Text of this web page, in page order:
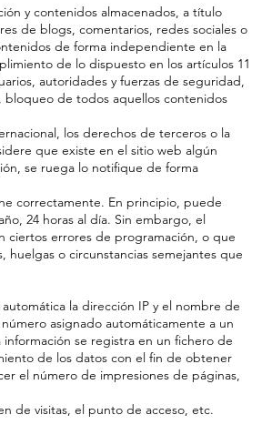
y contenidos almacenados, a título
de blogs, comentarios, redes sociales o
de forma independiente en la
de lo dispuesto en los artículos 11
autoridades y fuerzas de seguridad,
bloqueo de todos aquellos contenidos
los derechos de terceros o la
que existe en el sitio web algún
se ruega lo notifique de forma
correctamente. En principio, puede
24 horas al día. Sin embargo, el
ciertos errores de programación, o que
huelgas o circunstancias semejantes que
la dirección IP y el nombre de
asignado automáticamente a un
se registra en un fichero de
de los datos con el fin de obtener
el número de impresiones de páginas,
de visitas, el punto de acceso, etc.